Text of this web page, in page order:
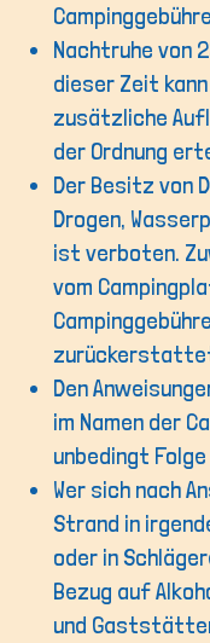
Nachtruhe von
dieser Zeit
zusätzliche
der Ordnung
Der Besitz von
Drogen,
ist verboten.
vom
Den
im Namen der
unbedingt
Wer sich nach
Strand in
oder in
Bezug auf
und